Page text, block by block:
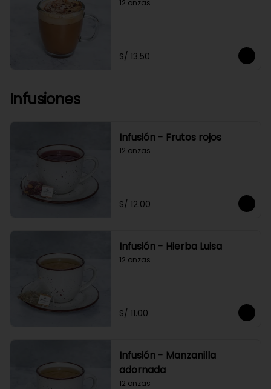
12 onzas
S/ 13.50
Infusiones
Infusión - Frutos rojos
12 onzas
S/ 12.00
Infusión - Hierba Luisa
12 onzas
S/ 11.00
Infusión - Manzanilla
adornada
12 onzas